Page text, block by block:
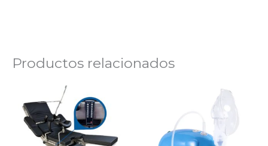
Productos relacionados